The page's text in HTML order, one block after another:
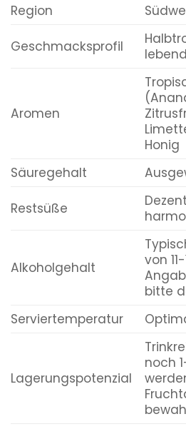
Region
Geschmacksprofil
Aromen
Honig
Säuregehalt
Restsüße
Alkoholgehalt
von
bitte
Serviertemperatur
Lagerungspotenzial
noch